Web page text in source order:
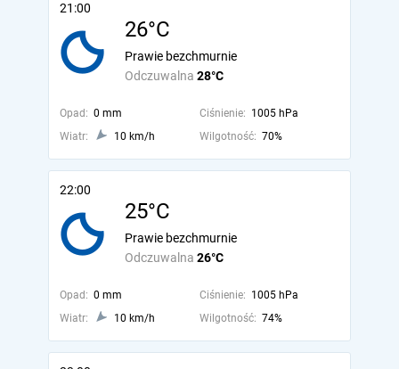
21:00
26°C
Odczuwalna 28°C
Prawie bezchmurnie
Opad: 0 mm Ciśnienie: 1005 hPa
Wiatr:
10 km/h Wilgotność: 70%
22:00
25°C
Odczuwalna 26°C
Prawie bezchmurnie
Opad: 0 mm Ciśnienie: 1005 hPa
Wiatr:
10 km/h Wilgotność: 74%